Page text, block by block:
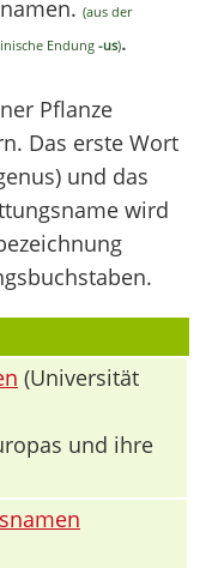
(aus der
Endung -us).
Pflanze
Das erste Wort
und das
wird
(Universität
und ihre